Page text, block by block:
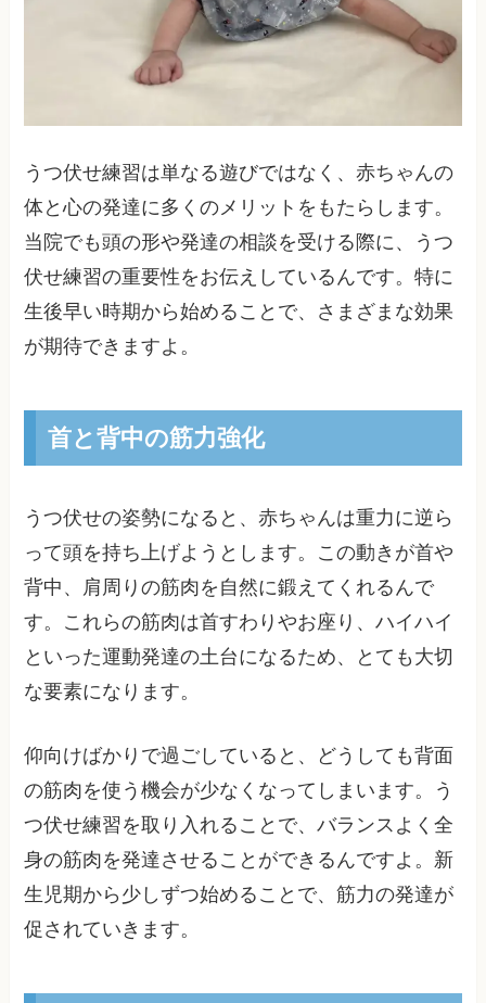
うつ伏せ練習は単なる遊びではなく、赤ちゃんの
体と心の発達に多くのメリットをもたらします。
当院でも頭の形や発達の相談を受ける際に、うつ
伏せ練習の重要性をお伝えしているんです。特に
生後早い時期から始めることで、さまざまな効果
が期待できますよ。
首と背中の筋力強化
うつ伏せの姿勢になると、赤ちゃんは重力に逆ら
って頭を持ち上げようとします。この動きが首や
背中、肩周りの筋肉を自然に鍛えてくれるんで
す。これらの筋肉は首すわりやお座り、ハイハイ
といった運動発達の土台になるため、とても大切
な要素になります。
仰向けばかりで過ごしていると、どうしても背面
の筋肉を使う機会が少なくなってしまいます。う
つ伏せ練習を取り入れることで、バランスよく全
身の筋肉を発達させることができるんですよ。新
生児期から少しずつ始めることで、筋力の発達が
促されていきます。